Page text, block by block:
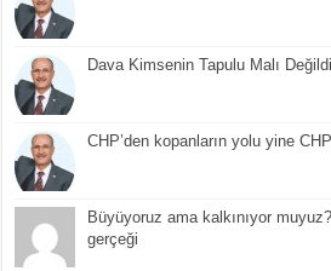
Dava Kimsenin Tapulu Malı
CHP’den kopanların yolu yine
Büyüyoruz ama kalkınıyor
gerçeği